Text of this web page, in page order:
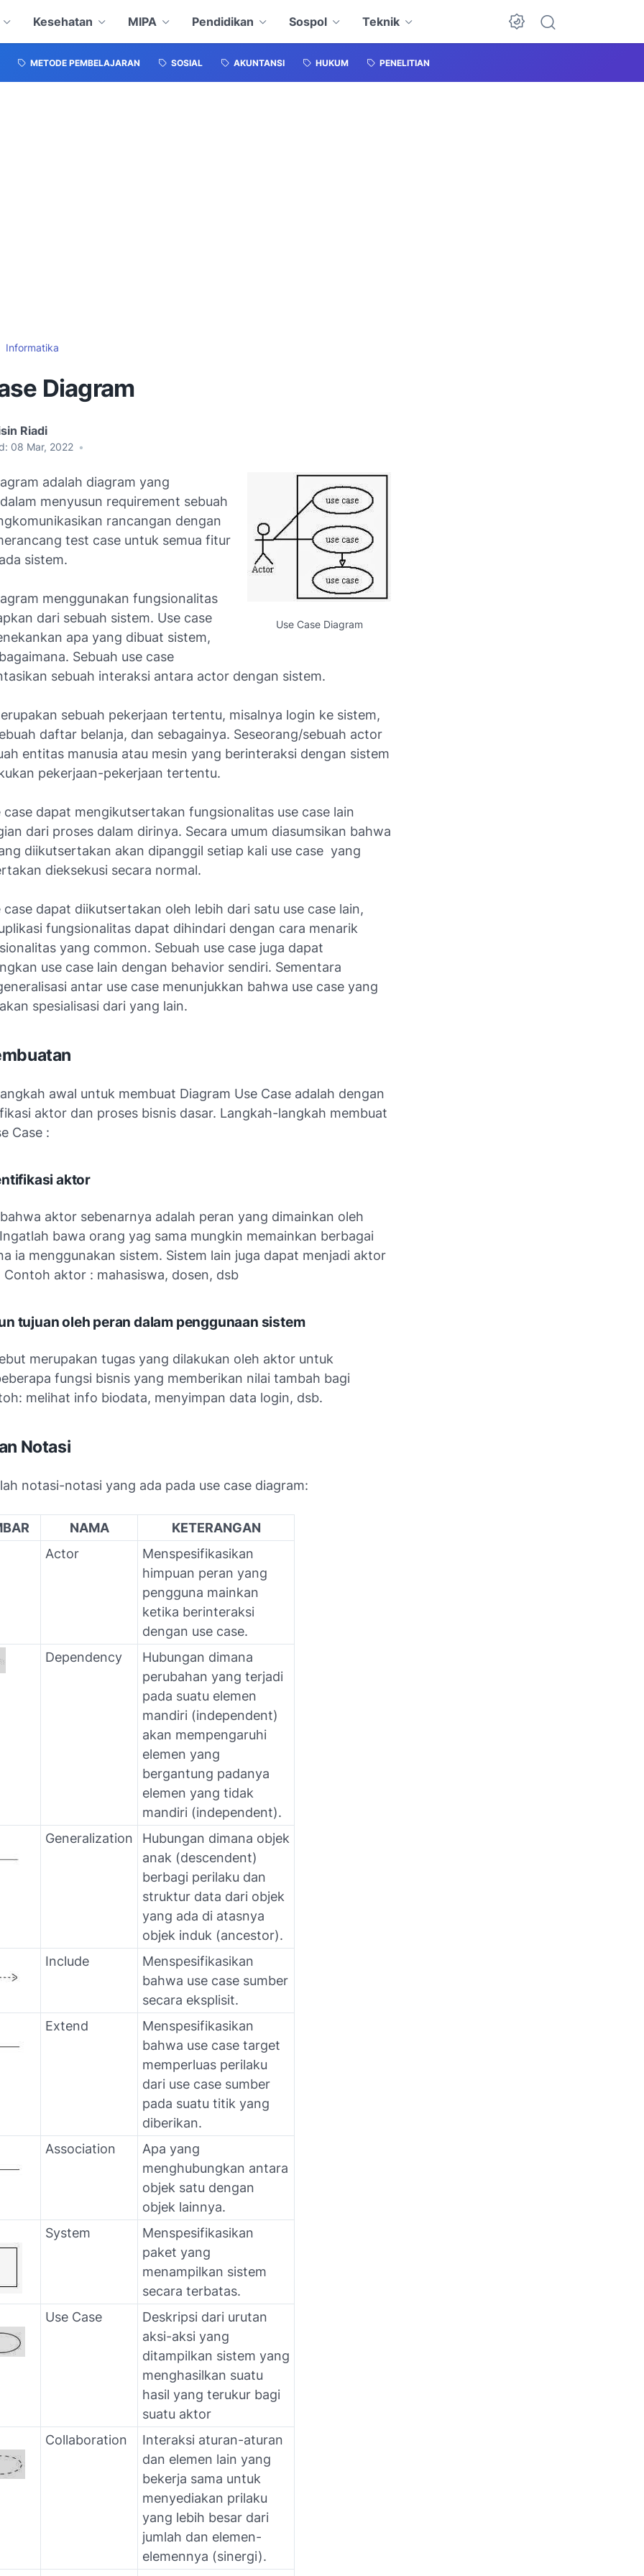
Kesehatan MIPA Pendidikan Sospol Teknik
METODE PEMBELAJARAN SOSIAL AKUNTANSI HUKUM PENELITIAN
Informatika
Diagram
Riadi
08 Mar, 2022 •
Use Case Diagram
adalah diagram yang
menyusun requirement sebuah
rancangan dengan
test case untuk semua fitur
sistem.
menggunakan fungsionalitas
dari sebuah sistem. Use case
apa yang dibuat sistem,
Sebuah use case
sebuah interaksi antara actor dengan sistem.
sebuah pekerjaan tertentu, misalnya login ke sistem,
daftar belanja, dan sebagainya. Seseorang/sebuah actor
entitas manusia atau mesin yang berinteraksi dengan sistem
pekerjaan-pekerjaan tertentu.
case dapat mengikutsertakan fungsionalitas use case lain
dari proses dalam dirinya. Secara umum diasumsikan bahwa
diikutsertakan akan dipanggil setiap kali use case yang
dieksekusi secara normal.
case dapat diikutsertakan oleh lebih dari satu use case lain,
fungsionalitas dapat dihindari dengan cara menarik
yang common. Sebuah use case juga dapat
use case lain dengan behavior sendiri. Sementara
antar use case menunjukkan bahwa use case yang
spesialisasi dari yang lain.
awal untuk membuat Diagram Use Case adalah dengan
aktor dan proses bisnis dasar. Langkah-langkah membuat
Case :
aktor
aktor sebenarnya adalah peran yang dimainkan oleh
bawa orang yag sama mungkin memainkan berbagai
ia menggunakan sistem. Sistem lain juga dapat menjadi aktor
Contoh aktor : mahasiswa, dosen, dsb
tujuan oleh peran dalam penggunaan sistem
merupakan tugas yang dilakukan oleh aktor untuk
fungsi bisnis yang memberikan nilai tambah bagi
melihat info biodata, menyimpan data login, dsb.
Notasi
notasi-notasi yang ada pada use case diagram:
NAMA
KETERANGAN
Actor
Menspesifikasikan
himpuan peran yang
pengguna mainkan
ketika berinteraksi
dengan use case.
Dependency
Hubungan dimana
perubahan yang terjadi
pada suatu elemen
mandiri (independent)
akan mempengaruhi
elemen yang
bergantung padanya
elemen yang tidak
mandiri (independent).
Generalization
Hubungan dimana objek
anak (descendent)
berbagi perilaku dan
struktur data dari objek
yang ada di atasnya
objek induk (ancestor).
Include
Menspesifikasikan
bahwa use case sumber
secara eksplisit.
Extend
Menspesifikasikan
bahwa use case target
memperluas perilaku
dari use case sumber
pada suatu titik yang
diberikan.
Association
Apa yang
menghubungkan antara
objek satu dengan
objek lainnya.
System
Menspesifikasikan
paket yang
menampilkan sistem
secara terbatas.
Use Case
Deskripsi dari urutan
aksi-aksi yang
ditampilkan sistem yang
menghasilkan suatu
hasil yang terukur bagi
suatu aktor
Collaboration
Interaksi aturan-aturan
dan elemen lain yang
bekerja sama untuk
menyediakan prilaku
yang lebih besar dari
jumlah dan elemen-
elemennya (sinergi).